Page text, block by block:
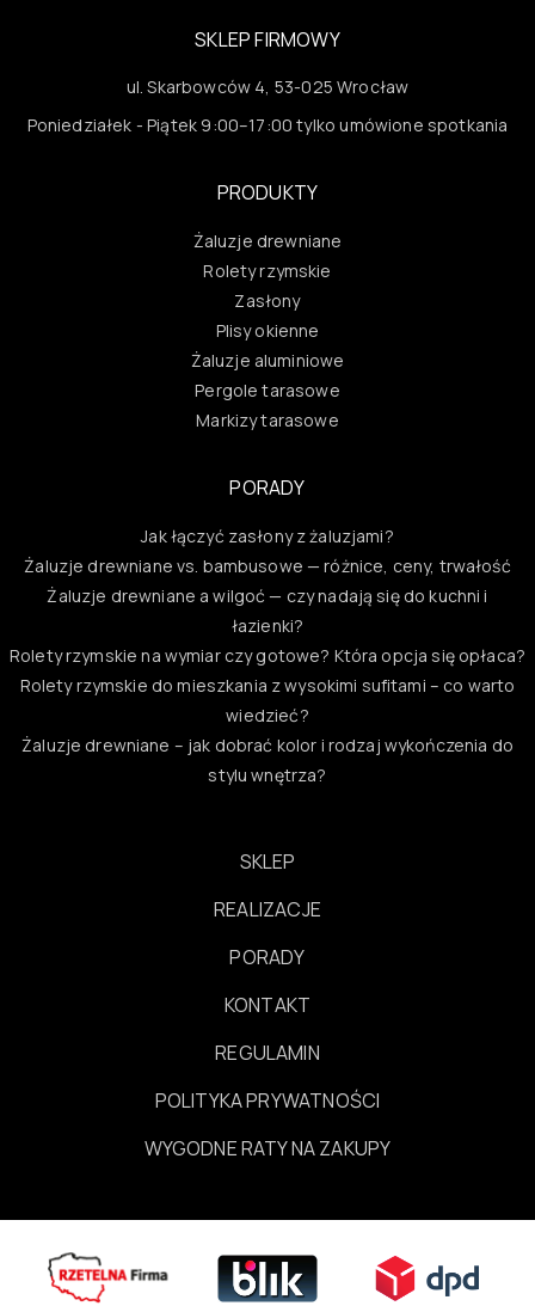
SKLEP FIRMOWY
ul. Skarbowców 4, 53-025 Wrocław
Poniedziałek - Piątek 9:00–17:00 tylko umówione spotkania
PRODUKTY
Żaluzje drewniane
Rolety rzymskie
Zasłony
Plisy okienne
Żaluzje aluminiowe
Pergole tarasowe
Markizy tarasowe
PORADY
Jak łączyć zasłony z żaluzjami?
Żaluzje drewniane vs. bambusowe — różnice, ceny, trwałość
Żaluzje drewniane a wilgoć — czy nadają się do kuchni i
łazienki?
Rolety rzymskie na wymiar czy gotowe? Która opcja się opłaca?
Rolety rzymskie do mieszkania z wysokimi sufitami – co warto
wiedzieć?
Żaluzje drewniane – jak dobrać kolor i rodzaj wykończenia do
stylu wnętrza?
SKLEP
REALIZACJE
PORADY
KONTAKT
REGULAMIN
POLITYKA PRYWATNOŚCI
WYGODNE RATY NA ZAKUPY